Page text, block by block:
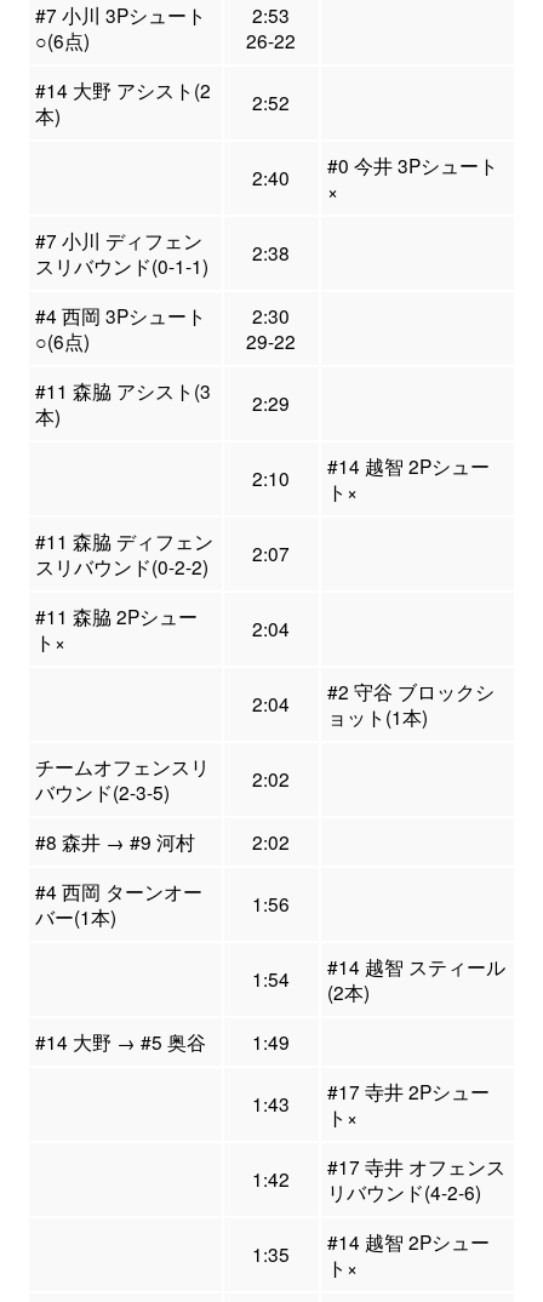
#7 小川 3Pシュート
○(6点)
2:53
26-22
#14 大野 アシスト(2
本)
2:52
2:40
#0 今井 3Pシュート
×
#7 小川 ディフェン
スリバウンド(0-1-1)
2:38
#4 西岡 3Pシュート
○(6点)
2:30
29-22
#11 森脇 アシスト(3
本)
2:29
2:10
#14 越智 2Pシュー
ト×
#11 森脇 ディフェン
スリバウンド(0-2-2)
2:07
#11 森脇 2Pシュー
ト×
2:04
2:04
#2 守谷 ブロックシ
ョット(1本)
チームオフェンスリ
バウンド(2-3-5)
2:02
#8 森井 → #9 河村
2:02
#4 西岡 ターンオー
バー(1本)
1:56
1:54
#14 越智 スティール
(2本)
#14 大野 → #5 奥谷
1:49
1:43
#17 寺井 2Pシュー
ト×
1:42
#17 寺井 オフェンス
リバウンド(4-2-6)
1:35
#14 越智 2Pシュー
ト×